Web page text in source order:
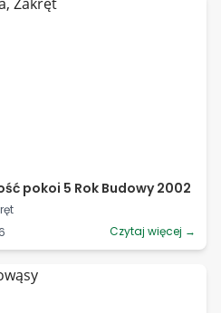
pokoi 5 Rok Budowy 2002
Czytaj więcej →